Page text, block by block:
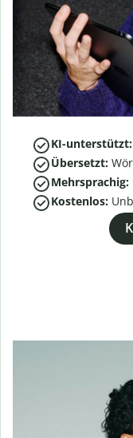
KI-unterstützt:
Übersetzt:
Mehrsprachig:
Kostenlos: